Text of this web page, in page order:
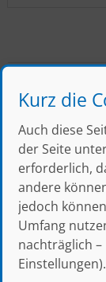
Kurz die
Auch diese
der Seite
erforderlich,
andere
jedoch
Umfang
nachträglich –
Einstellungen).
← zur Blog
Julius
Felix-
D–55545